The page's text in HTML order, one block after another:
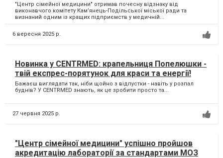
"Центр сімейної медицини" отримав почесну відзнаку від
виконавчого комітету Кам’янець-Подільської міської ради та
визнаний одним із кращих підприємств у медичній...
6 вересня 2025 р.
Новинка у CENTRMED: крапельниця Попелюшки -
твій експрес-порятунок для краси та енергії!
Бажаєш виглядати так, ніби щойно з відпустки - навіть у розпал
буднів? У CENTRMED знають, як це зробити просто та...
27 червня 2025 р.
"Центр сімейної медицини" успішно пройшов
акредитацію лабораторії за стандартами МОЗ